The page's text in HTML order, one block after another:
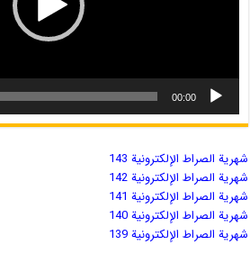
00:00
شهریة الصراط الإلكترونية 143
شهریة الصراط الإلكترونية 142
شهریة الصراط الإلكترونية 141
شهریة الصراط الإلكترونية 140
شهریة الصراط الإلكترونية 139